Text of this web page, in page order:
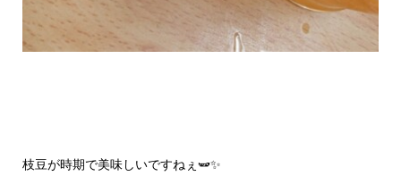
枝豆が時期で美味しいですねぇ🫛✨